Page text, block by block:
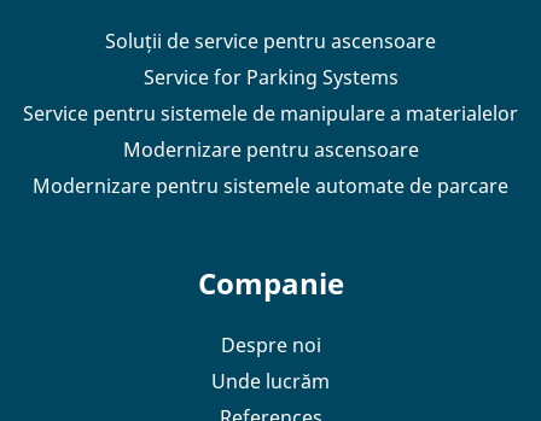
Soluții de service pentru ascensoare
Service for Parking Systems
Service pentru sistemele de manipulare a materialelor
Modernizare pentru ascensoare
Modernizare pentru sistemele automate de parcare
Companie
Despre noi
Unde lucrăm